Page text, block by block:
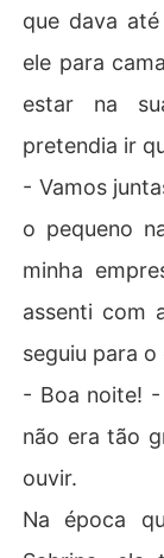
que dava
ele para
estar na
pretendia ir
- Vamos
o pequeno
minha
assenti com
seguiu para
- Boa noite! -
não era tão
ouvir.
Na época